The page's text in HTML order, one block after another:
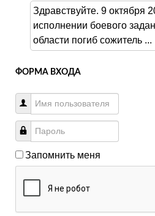
Здравствуйте. 9 октября
исполнении боевого
области погиб сожитель ...
ФОРМА ВХОДА
Запомнить меня